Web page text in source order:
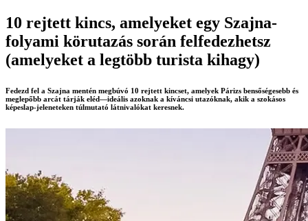
10 rejtett kincs, amelyeket egy Szajna-
folyami körutazás során felfedezhetsz
(amelyeket a legtöbb turista kihagy)
Fedezd fel a Szajna mentén megbúvó 10 rejtett kincset, amelyek Párizs bensőségesebb és
meglepőbb arcát tárják eléd—ideális azoknak a kíváncsi utazóknak, akik a szokásos
képeslap-jeleneteken túlmutató látnivalókat keresnek.